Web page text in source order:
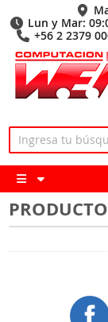
Lun y Mar:
+56 2 2379